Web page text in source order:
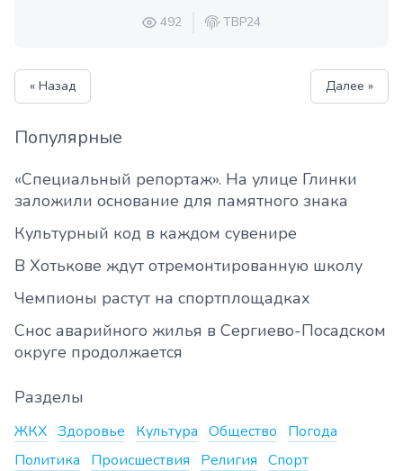
492 ТВР24
« Назад Далее »
Популярные
«Специальный репортаж». На улице Глинки
заложили основание для памятного знака
Культурный код в каждом сувенире
В Хотькове ждут отремонтированную школу
Чемпионы растут на спортплощадках
Снос аварийного жилья в Сергиево-Посадском
округе продолжается
Разделы
ЖКХ Здоровье Культура Общество
Погода
Политика
Происшествия Религия Спорт